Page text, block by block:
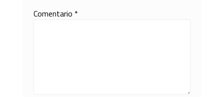
Comentario *